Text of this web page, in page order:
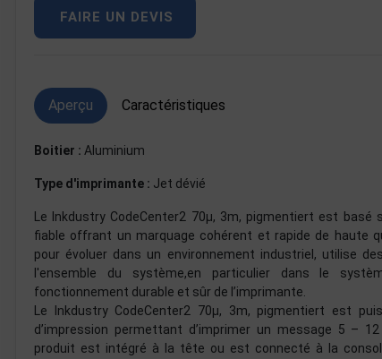
FAIRE UN DEVIS
Aperçu Caractéristiques
Boitier : Aluminium
Type d'imprimante : Jet dévié
Le Inkdustry CodeCenter2 70µ, 3m, pigmentiert est
fiable offrant un marquage cohérent et rapide de haute
pour évoluer dans un environnement industriel, utilise
l'ensemble du système,en particulier dans le
fonctionnement durable et sûr de l’imprimante.
Le Inkdustry CodeCenter2 70µ, 3m, pigmentiert est
d’impression permettant d’imprimer un message 5 –
produit est intégré à la tête ou est connecté à la